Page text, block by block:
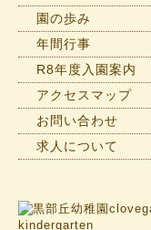
園の歩み
年間行事
R8年度入園案内
アクセスマップ
お問い合わせ
求人について